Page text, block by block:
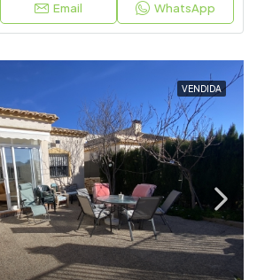
Email WhatsApp
VENDIDA